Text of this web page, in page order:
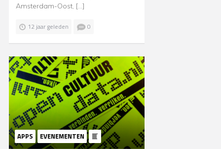
Amsterdam-Oost, […]
12 jaar geleden 0
APPS EVENEMENTEN